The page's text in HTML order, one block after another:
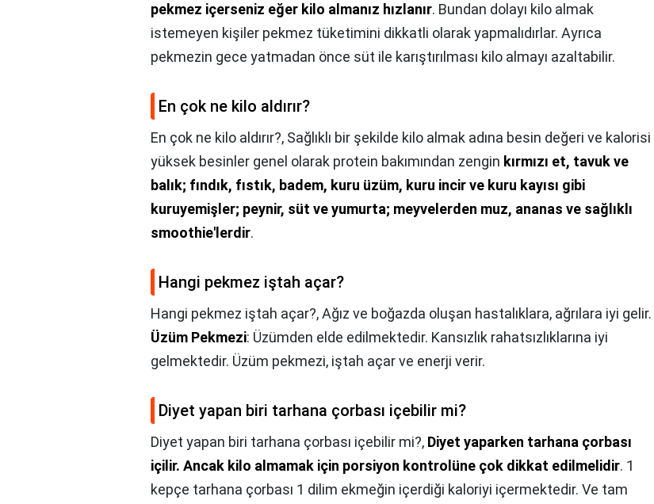
pekmez içerseniz eğer kilo almanız hızlanır. Bundan dolayı kilo almak
istemeyen kişiler pekmez tüketimini dikkatli olarak yapmalıdırlar. Ayrıca
pekmezin gece yatmadan önce süt ile karıştırılması kilo almayı azaltabilir.
En çok ne kilo aldırır?
En çok ne kilo aldırır?, Sağlıklı bir şekilde kilo almak adına besin değeri ve kalorisi
yüksek besinler genel olarak protein bakımından zengin kırmızı et, tavuk ve
balık; fındık, fıstık, badem, kuru üzüm, kuru incir ve kuru kayısı gibi
kuruyemişler; peynir, süt ve yumurta; meyvelerden muz, ananas ve sağlıklı
smoothie'lerdir.
Hangi pekmez iştah açar?
Hangi pekmez iştah açar?,Ağız ve boğazda oluşan hastalıklara, ağrılara iyi gelir.
Üzüm Pekmezi: Üzümden elde edilmektedir. Kansızlık rahatsızlıklarına iyi
gelmektedir. Üzüm pekmezi, iştah açar ve enerji verir.
Diyet yapan biri tarhana çorbası içebilir mi?
Diyet yapan biri tarhana çorbası içebilir mi?, Diyet yaparken tarhana çorbası
içilir. Ancak kilo almamak için porsiyon kontrolüne çok dikkat edilmelidir. 1
kepçe tarhana çorbası 1 dilim ekmeğin içerdiği kaloriyi içermektedir. Ve tam